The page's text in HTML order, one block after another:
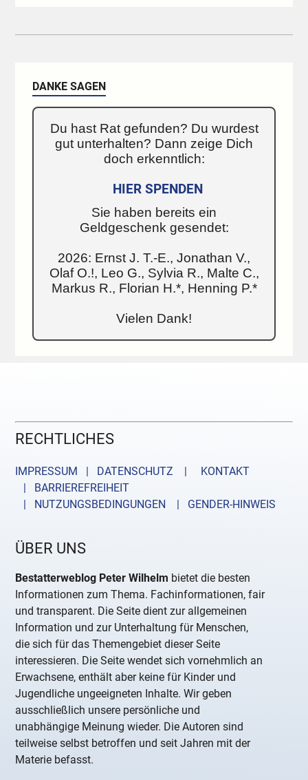
DANKE SAGEN
Du hast Rat gefunden? Du wurdest
gut unterhalten? Dann zeige Dich
doch erkenntlich:
HIER SPENDEN
Sie haben bereits ein
Geldgeschenk gesendet:
2026: Ernst J. T.-E., Jonathan V.,
Olaf O.!, Leo G., Sylvia R., Malte C.,
Markus R., Florian H.*, Henning P.*
Vielen Dank!
RECHTLICHES
IMPRESSUM | DATENSCHUTZ |
KONTAKT
| BARRIEREFREIHEIT
| NUTZUNGSBEDINGUNGEN
| GENDER-HINWEIS
ÜBER UNS
Bestatterweblog Peter Wilhelm bietet die besten
Informationen zum Thema. Fachinformationen, fair
und transparent. Die Seite dient zur allgemeinen
Information und zur Unterhaltung für Menschen,
die sich für das Themengebiet dieser Seite
interessieren. Die Seite wendet sich vornehmlich an
Erwachsene, enthält aber keine für Kinder und
Jugendliche ungeeigneten Inhalte. Wir geben
ausschließlich unsere persönliche und
unabhängige Meinung wieder. Die Autoren sind
teilweise selbst betroffen und seit Jahren mit der
Materie befasst.